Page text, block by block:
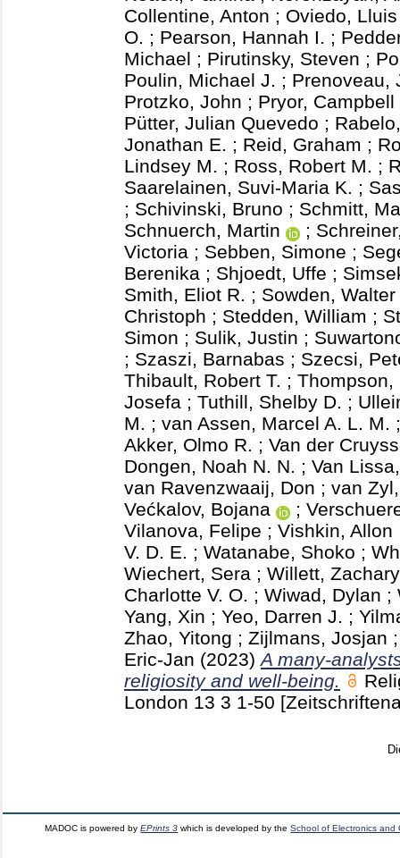
Collentine, Anton ; Oviedo, Lluis
O. ; Pearson, Hannah I. ;
Michael ; Pirutinsky, Steven ;
Poulin, Michael J. ; Prenoveau,
Protzko, John ; Pryor, Campbell
Pütter, Julian Quevedo ;
Jonathan E. ; Reid, Graham ;
Lindsey M. ; Ross, Robert M. ;
Saarelainen, Suvi-Maria K. ;
; Schivinski, Bruno ; Schmitt,
Schnuerch, Martin
;
Victoria ; Sebben, Simone ;
Berenika ; Shjoedt, Uffe ;
Smith, Eliot R. ; Sowden, Walter
Christoph ; Stedden, William ;
Simon ; Sulik, Justin ;
; Szaszi, Barnabas ; Szecsi,
Thibault, Robert T. ; Thompson,
Josefa ; Tuthill, Shelby D. ;
M. ; van Assen, Marcel A. L. M.
Akker, Olmo R. ; Van der
Dongen, Noah N. N. ; Van
van Ravenzwaaij, Don ; van
Većkalov, Bojana
;
Vilanova, Felipe ; Vishkin, Allon
V. D. E. ; Watanabe, Shoko ;
Wiechert, Sera ; Willett,
Charlotte V. O. ; Wiwad, Dylan ;
Yang, Xin ; Yeo, Darren J. ;
Zhao, Yitong ; Zijlmans, Josjan
Eric-Jan (2023)A many-
religiosity and well-being.
London 13 3 1-50
MADOC is powered byEPrints 3 which is developed by theSchool of Electronics and